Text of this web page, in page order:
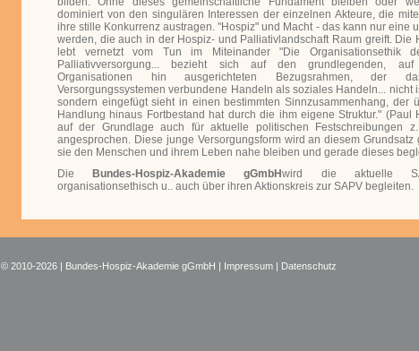
dominiert von den singulären Interessen der einzelnen Akteure, die
ihre stille Konkurrenz austragen. "Hospiz" und Macht - das kann nur eine
werden, die auch in der Hospiz- und Palliativlandschaft Raum greift. Die
lebt vernetzt vom Tun im Miteinander "Die Organisationsethik
Palliativversorgung... bezieht sich auf den grundlegenden,
Organisationen hin ausgerichteten Bezugsrahmen, der
Versorgungssystemen verbundene Handeln als soziales Handeln... nicht
sondern eingefügt sieht in einen bestimmten Sinnzusammenhang, der
Handlung hinaus Fortbestand hat durch die ihm eigene Struktur." (Paul
auf der Grundlage auch für aktuelle politischen Festschreibungen
angesprochen. Diese junge Versorgungsform wird an diesem Grundsatz
sie den Menschen und ihrem Leben nahe bleiben und gerade dieses
Die
Bundes-Hospiz-Akademie gGmbHwird die aktuelle
organisationsethisch u.. auch über ihren Aktionskreis zur SAPV begleiten.
© 2010-2026 | Bundes-Hospiz-Akademie gGmbH | Impressum | Datenschutz